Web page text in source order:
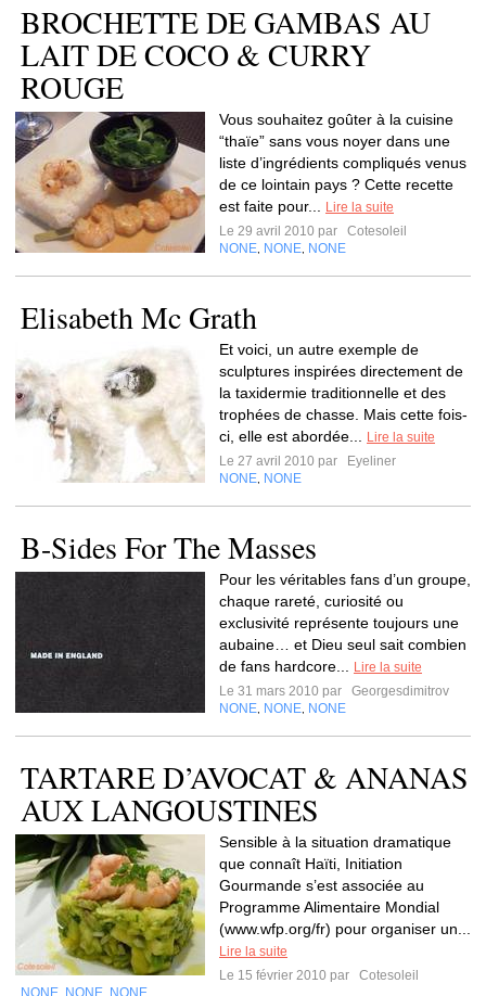
BROCHETTE DE GAMBAS AU
LAIT DE COCO & CURRY
ROUGE
Vous souhaitez goûter à la cuisine
“thaïe” sans vous noyer dans une
liste d’ingrédients compliqués venus
de ce lointain pays ? Cette recette
est faite pour...
Lire la suite
Le 29 avril 2010 par
Cotesoleil
NONE NONE NONE
Elisabeth Mc Grath
Et voici, un autre exemple de
sculptures inspirées directement de
la taxidermie traditionnelle et des
trophées de chasse. Mais cette fois-
ci, elle est abordée...
Lire la suite
Le 27 avril 2010 par
Eyeliner
NONE NONE
B-Sides For The Masses
Pour les véritables fans d’un groupe,
chaque rareté, curiosité ou
exclusivité représente toujours une
aubaine… et Dieu seul sait combien
de fans hardcore...
Lire la suite
Le 31 mars 2010 par
Georgesdimitrov
NONE NONE NONE
TARTARE D’AVOCAT & ANANAS
AUX LANGOUSTINES
Sensible à la situation dramatique
que connaît Haïti, Initiation
Gourmande s’est associée au
Programme Alimentaire Mondial
(www.wfp.org/fr) pour organiser un...
Lire la suite
Le 15 février 2010 par
Cotesoleil
NONE NONE NONE